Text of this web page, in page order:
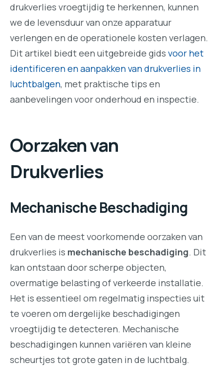
drukverlies vroegtijdig te herkennen, kunnen
we de levensduur van onze apparatuur
verlengen en de operationele kosten verlagen.
Dit artikel biedt een uitgebreide gids voor het
identificeren en aanpakken van drukverlies in
luchtbalgen, met praktische tips en
aanbevelingen voor onderhoud en inspectie.
Oorzaken van
Drukverlies
Mechanische Beschadiging
Een van de meest voorkomende oorzaken van
drukverlies is mechanische beschadiging. Dit
kan ontstaan door scherpe objecten,
overmatige belasting of verkeerde installatie.
Het is essentieel om regelmatig inspecties uit
te voeren om dergelijke beschadigingen
vroegtijdig te detecteren. Mechanische
beschadigingen kunnen variëren van kleine
scheurtjes tot grote gaten in de luchtbalg.